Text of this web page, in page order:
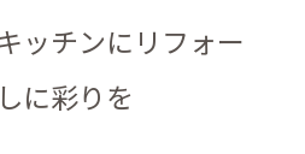
ッチンにリフォー
に彩りを